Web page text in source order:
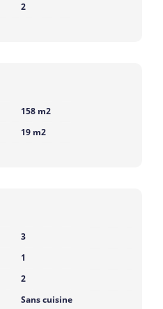
2
158 m2
19 m2
3
1
2
Sans cuisine